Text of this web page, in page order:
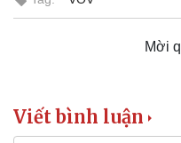
Mời
Viết bình luận